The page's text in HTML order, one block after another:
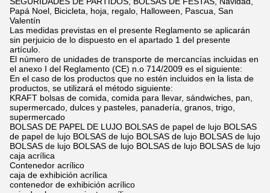
Papá Noel, Bicicleta, hoja, regalo, Halloween, Pascua, San
Valentín
Las medidas previstas en el presente Reglamento se aplicarán
sin perjuicio de lo dispuesto en el apartado 1 del presente
artículo.
El número de unidades de transporte de mercancías incluidas en
el anexo I del Reglamento (CE) n.o 714/2009 es el siguiente:
En el caso de los productos que no estén incluidos en la lista de
productos, se utilizará el método siguiente:
KRAFT bolsas de comida, comida para llevar, sándwiches, pan,
supermercado, dulces y pasteles, panadería, granos, trigo,
supermercado
BOLSAS DE PAPEL DE LUJO BOLSAS de papel de lujo BOLSAS
de papel de lujo BOLSAS de lujo BOLSAS de lujo BOLSAS de lujo
BOLSAS de lujo BOLSAS de lujo BOLSAS de lujo BOLSAS de lujo
caja acrílica
Contenedor acrílico
caja de exhibición acrílica
contenedor de exhibición acrílico